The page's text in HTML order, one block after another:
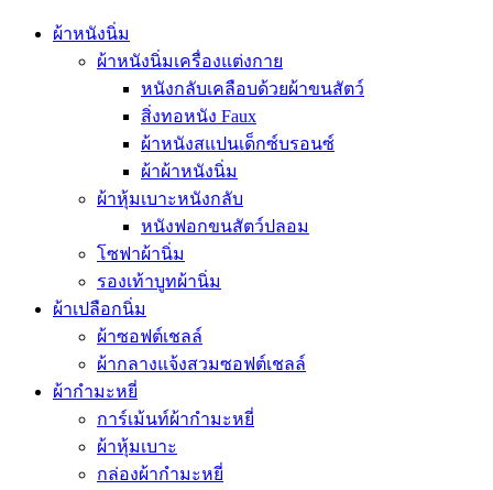
ผ้าหนังนิ่ม
ผ้าหนังนิ่มเครื่องแต่งกาย
หนังกลับเคลือบด้วยผ้าขนสัตว์
สิ่งทอหนัง Faux
ผ้าหนังสแปนเด็กซ์บรอนซ์
ผ้าผ้าหนังนิ่ม
ผ้าหุ้มเบาะหนังกลับ
หนังฟอกขนสัตว์ปลอม
โซฟาผ้านิ่ม
รองเท้าบูทผ้านิ่ม
ผ้าเปลือกนิ่ม
ผ้าซอฟต์เชลล์
ผ้ากลางแจ้งสวมซอฟต์เชลล์
ผ้ากำมะหยี่
การ์เม้นท์ผ้ากำมะหยี่
ผ้าหุ้มเบาะ
กล่องผ้ากำมะหยี่